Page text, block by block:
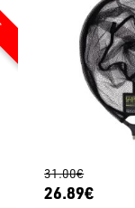
31.00€
26.89€